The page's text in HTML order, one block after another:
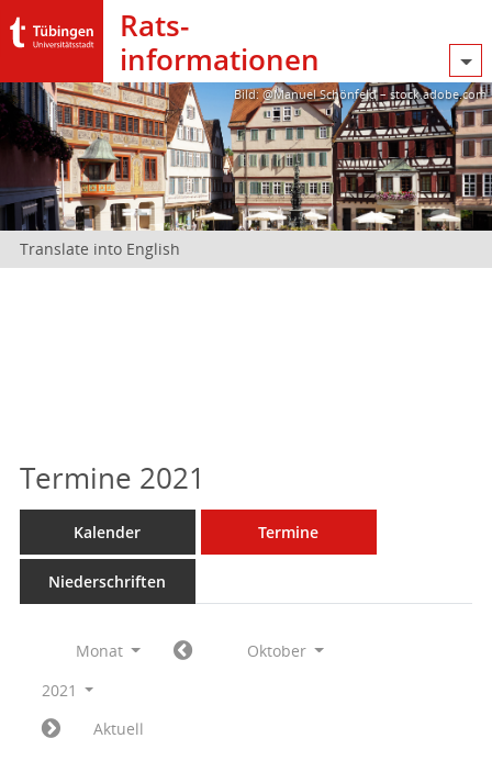
Rats­
informationen
Bild: @Manuel Schönfeld – stock.adobe.com
Translate into English
Termine 2021
Kalender Termine
Niederschriften
Monat
Oktober
2021
Aktuell